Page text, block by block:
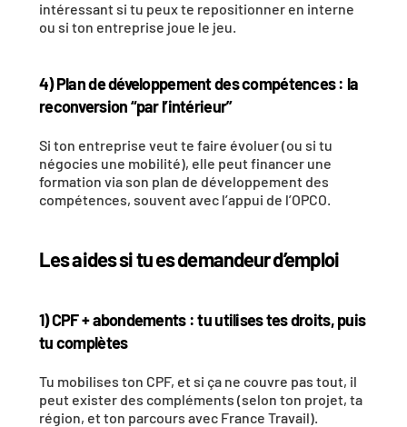
intéressant si tu peux te repositionner en interne
ou si ton entreprise joue le jeu.
4) Plan de développement des compétences : la
reconversion “par l’intérieur”
Si ton entreprise veut te faire évoluer (ou si tu
négocies une mobilité), elle peut financer une
formation via son plan de développement des
compétences, souvent avec l’appui de l’OPCO.
Les aides si tu es demandeur d’emploi
1) CPF + abondements : tu utilises tes droits, puis
tu complètes
Tu mobilises ton CPF, et si ça ne couvre pas tout, il
peut exister des compléments (selon ton projet, ta
région, et ton parcours avec France Travail).